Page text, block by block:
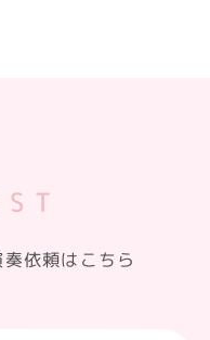
依頼はこちら